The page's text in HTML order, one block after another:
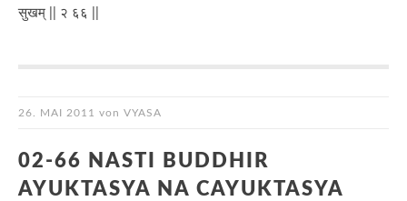
सुखम् || २ ६६ ||
26. MAI 2011 von VYASA
02-66 NASTI BUDDHIR
AYUKTASYA NA CAYUKTASYA